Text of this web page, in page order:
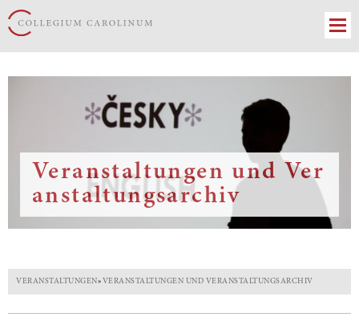
Veranstaltungen und Ver
anstaltungsarchiv
VERANSTALTUNGEN» VERANSTALTUNGEN UND VERANSTALTUNGSARCHIV